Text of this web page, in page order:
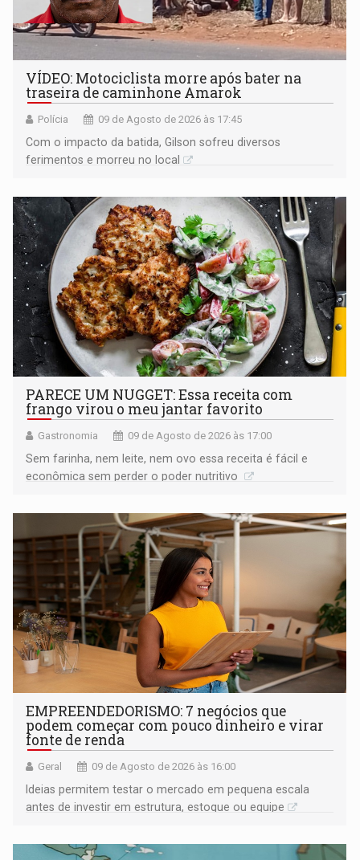
VÍDEO: Motociclista morre após bater na
traseira de caminhone Amarok
Polícia 09 de Agosto de 2026 às 17:45
​Com o impacto da batida, Gilson sofreu diversos
ferimentos e morreu no local
PARECE UM NUGGET: Essa receita com
frango virou o meu jantar favorito
Gastronomia 09 de Agosto de 2026 às 17:00
Sem farinha, nem leite, nem ovo essa receita é fácil e
econômica sem perder o poder nutritivo
EMPREENDEDORISMO: 7 negócios que
podem começar com pouco dinheiro e virar
fonte de renda
Geral 09 de Agosto de 2026 às 16:00
Ideias permitem testar o mercado em pequena escala
antes de investir em estrutura, estoque ou equipe